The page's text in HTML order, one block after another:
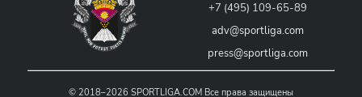
+7 (495) 109-65-89
adv@sportliga.com
press@sportliga.com
© 2018–2026 SPORTLIGA.COM Все права защищены